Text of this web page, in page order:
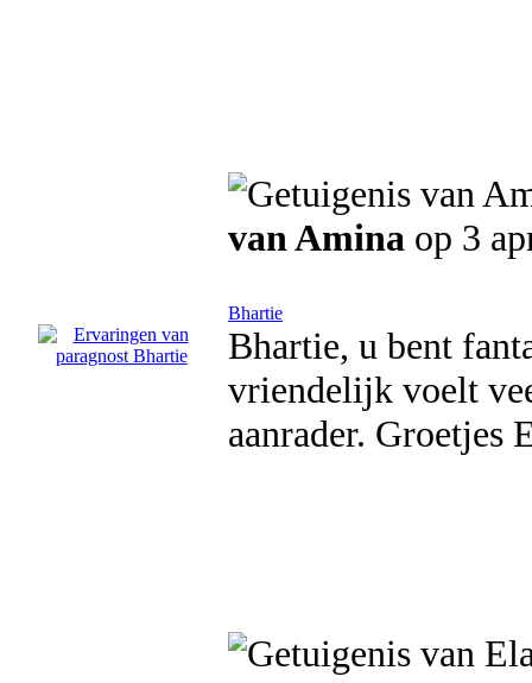
van Amina op 3
Bhartie
Bhartie, u bent
vriendelijk voelt
aanrader. Groetjes